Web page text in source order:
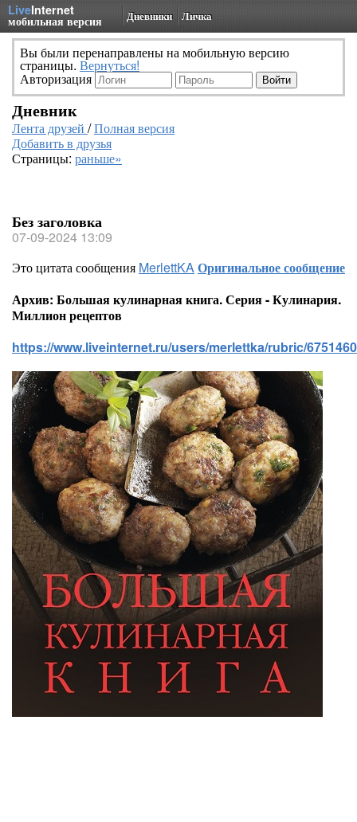
LiveInternet
мобильная версия Дневники Личка
Вы были перенаправлены на мобильную версию
страницы. Вернуться!
Авторизация
Дневник
Лента друзей /Полная версия
Добавить в друзья
Страницы: раньше»
Без заголовка
07-09-2024 13:09
Это цитата сообщения MerlettKAОригинальное сообщение
Архив: Большая кулинарная книга. Серия - Кулинария.
Миллион рецептов
https://www.liveinternet.ru/users/merlettka/rubric/